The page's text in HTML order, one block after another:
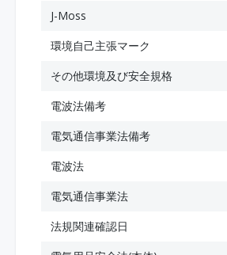
J-Moss
環境自己主張マーク
その他環境及び安全規格
電波法備考
電気通信事業法備考
電波法
電気通信事業法
法規関連確認日